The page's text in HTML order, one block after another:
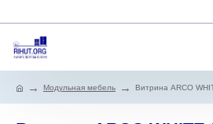
Модульная мебель Витрина ARCO